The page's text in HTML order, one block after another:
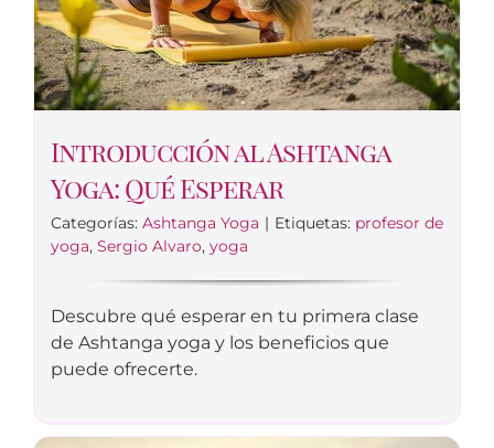
Introducción al Ashtanga
Yoga: Qué Esperar
Categorías: Ashtanga Yoga | Etiquetas: profesor de
yoga, Sergio Alvaro, yoga
Descubre qué esperar en tu primera clase
de Ashtanga yoga y los beneficios que
puede ofrecerte.